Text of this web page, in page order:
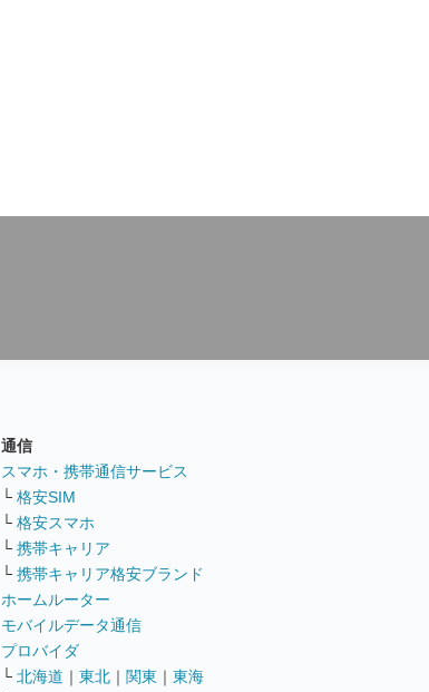
通信
スマホ・携帯通信サービス
└ 格安SIM
└ 格安スマホ
└ 携帯キャリア
└ 携帯キャリア格安ブランド
ホームルーター
モバイルデータ通信
プロバイダ
└ 北海道 ｜ 東北 ｜ 関東 ｜ 東海